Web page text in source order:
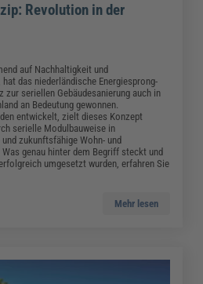
Revolution in der
auf Nachhaltigkeit und
das niederländische Energiesprong-
seriellen Gebäudesanierung auch in
an Bedeutung gewonnen.
entwickelt, zielt dieses Konzept
serielle Modulbauweise in
zukunftsfähige Wohn- und
genau hinter dem Begriff steckt und
umgesetzt wurden, erfahren Sie
Mehr lesen